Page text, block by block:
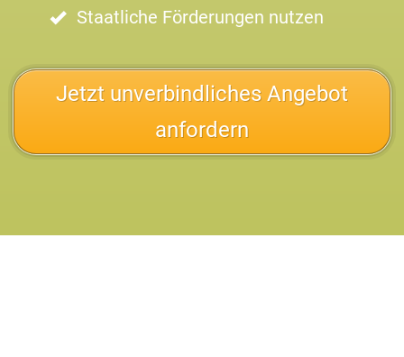
Staatliche Förderungen nutzen
Jetzt unverbindliches Angebot
anfordern